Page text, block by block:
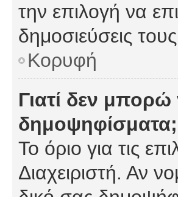
την επιλογή να
δημοσιεύσεις
Κορυφή
Γιατί δεν
δημοψηφίσματα;
Το όριο για τις
Διαχειριστή. Αν